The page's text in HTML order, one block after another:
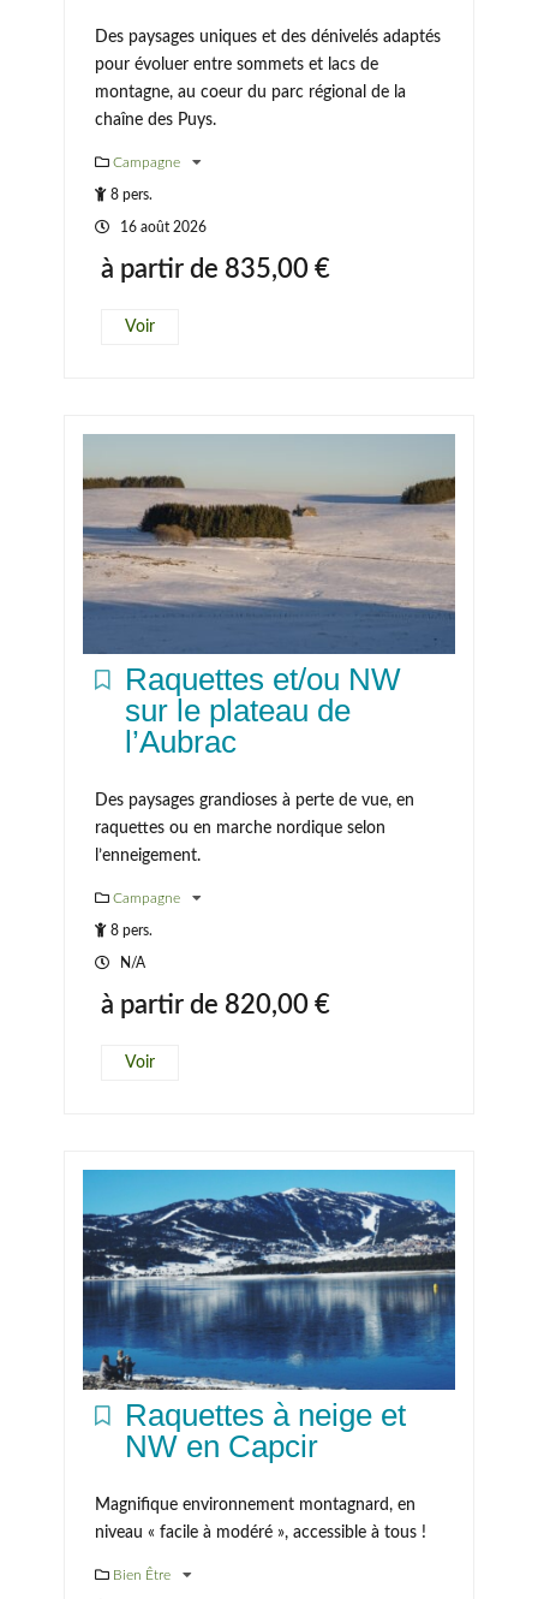
Des paysages uniques et des dénivelés adaptés
pour évoluer entre sommets et lacs de
montagne, au coeur du parc régional de la
chaîne des Puys.
Campagne
8 pers.
16 août 2026
à partir de 835,00 €
Voir
Raquettes et/ou NW
sur le plateau de
l’Aubrac
Des paysages grandioses à perte de vue, en
raquettes ou en marche nordique selon
l’enneigement.
Campagne
8 pers.
N/A
à partir de 820,00 €
Voir
Raquettes à neige et
NW en Capcir
Magnifique environnement montagnard, en
niveau « facile à modéré », accessible à tous !
Bien Être